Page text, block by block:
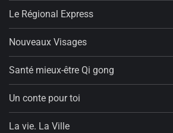
Le Régional Express
Nouveaux Visages
Santé mieux-être Qi gong
Un conte pour toi
La vie. La Ville